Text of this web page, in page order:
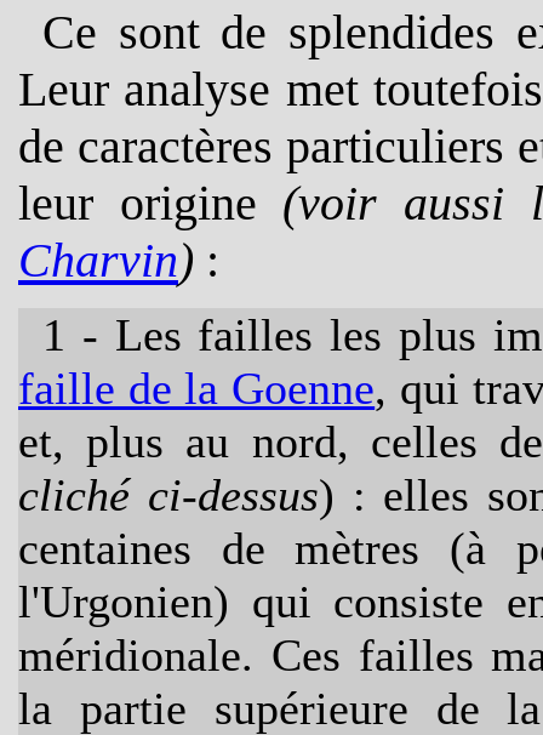
Ce sont de splendides
Leur analyse met
de caractères particuliers
leur origine (voir aussi
Charvin) :
1 - Les failles les plus
faille de la Goenne, qui
et, plus au nord, celles
cliché ci-dessus) : elles
centaines de mètres (à
l'Urgonien) qui consiste
méridionale. Ces failles
la partie supérieure de